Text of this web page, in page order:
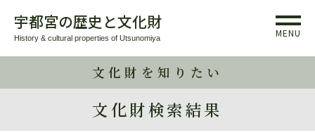
宇都宮の歴史と文化財
History & cultural properties of Utsunomiya MENU
文化財を知りたい
文化財検索結果